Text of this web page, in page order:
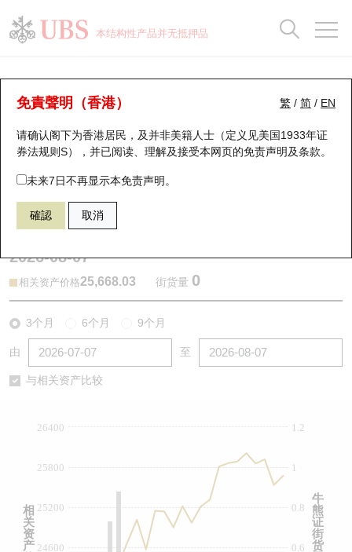
本结构性产品并无抵押品
繁 / 简 / EN
免責聲明（香港）
请确认阁下为香港居民，及并非美籍人士（定义见美国1933年证
券法规则S），并已阅读、理解及接受本网页的免责声明及条款。
未来7日不再显示本免责声明。
確認 取消
牛熊证分析仪
表现 街货统计 比较
69663 瑞银牛证 HSI 恒生指数
2026-08-07
相关资产价格25,668.03 街货量 0
3个月 6个月 9个月
由 至
与相关资产比较
0.6
0.8
1
1.2
24600
25200
25800
26400
牛
熊
证
街
货
相
关
资
产
瑞银认股证一览
新发行瑞银认股证
即将到期认股证
认股证到期结算价查找
认股证分析仪
认股证/牛熊证日志
街货统计
比较
牛熊全景快搜
牛熊证搜寻
牛熊证街货分布图
正股牛熊证列表
新发行瑞银牛熊证
牛熊证到期结算价查找
牛熊证文件及公告 (瑞信)
街货统计
比较
十大升幅/跌幅
十大认股证成交分布
十天股证占大市成交
资金流
街货统计
正股分析仪
二十大活跃股份
恒指成份股
国指成份股
科指成份股
中资ETFs溢价比较
收市竞价变化
持股比重
显示所有持股比重
每月轮证大市专题
轮证专栏
讲座及教育短片
认股证投资者教育
牛熊证投资者教育